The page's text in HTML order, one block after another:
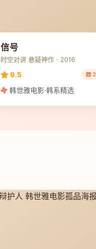
信号
时空对讲 悬疑神作 · 2016
9.5
韩世雅电影·韩系精选